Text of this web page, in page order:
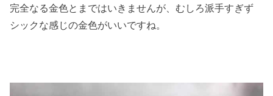
完全なる金色とまではいきませんが、むしろ派手すぎず
シックな感じの金色がいいですね。